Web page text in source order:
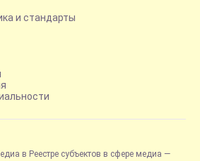
и стандарты
в Реестре субъектов в сфере медиа —